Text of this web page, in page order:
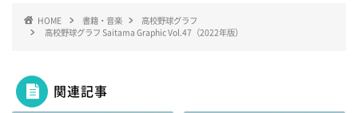
HOME 書籍・音楽
高校野球グラフ
高校野球グラフ Saitama Graphic Vol.47（2022年版）
関連記事